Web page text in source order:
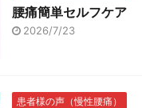
腰痛簡単セルフケア
2026/7/23
患者様の声（慢性腰痛）